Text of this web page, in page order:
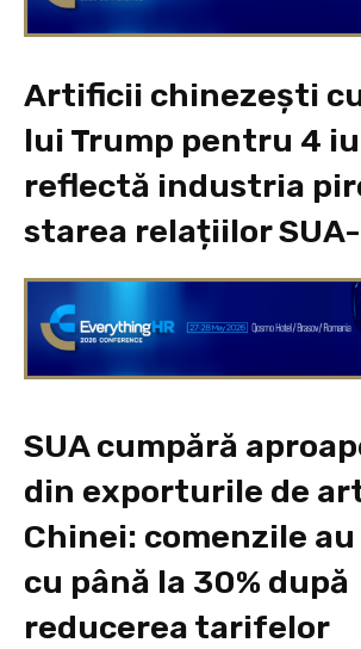
Artificii chinezești
lui Trump pentru 4
reflectă industria
starea relațiilor
SUA cumpără
din exporturile de
Chinei: comenzile
cu până la 30% după
reducerea tarifelor